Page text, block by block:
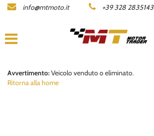
LISTA MOTO
AZIENDA
ACQUISTIAMO LA TUA MOTO
info@mtmoto.it +39 328 2835143
Avvertimento:Veicolo venduto o eliminato.
Ritorna alla home